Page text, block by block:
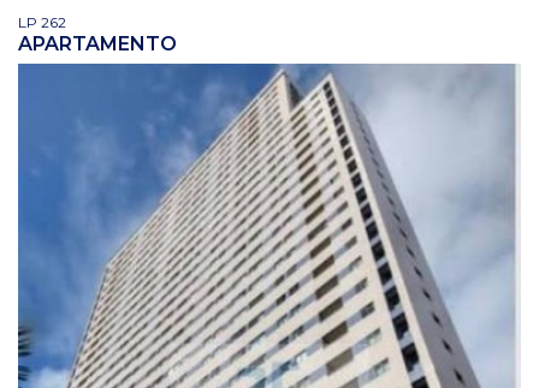
LP 262
APARTAMENTO